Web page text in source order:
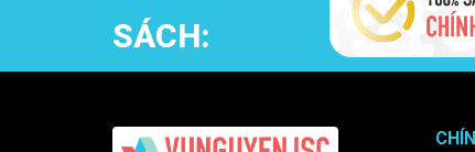
SÁCH: